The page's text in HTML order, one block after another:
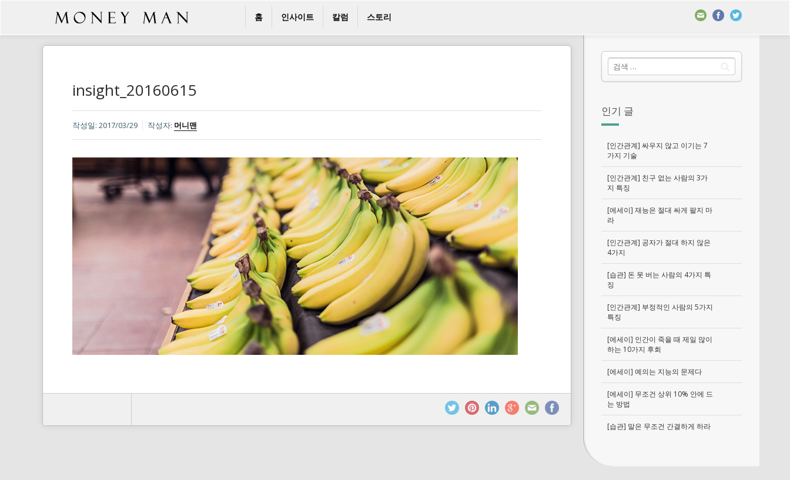
홈 인사이트 칼럼 스토리
인기 글
[인간관계] 싸우지 않고 이기는 7
가지 기술
[인간관계] 친구 없는 사람의 3가
지 특징
[에세이] 재능은 절대 싸게 팔지 마
라
[인간관계] 공자가 절대 하지 않은
4가지
[습관] 돈 못 버는 사람의 4가지 특
징
[인간관계] 부정적인 사람의 5가지
특징
[에세이] 인간이 죽을 때 제일 많이
하는 10가지 후회
[에세이] 예의는 지능의 문제다
[에세이] 무조건 상위 10% 안에 드
는 방법
[습관] 말은 무조건 간결하게 하라
insight_20160615
작성일: 2017/03/29 작성자: 머니맨